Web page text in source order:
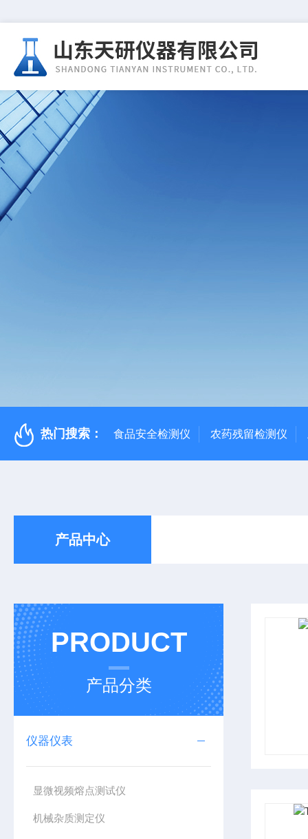
热门搜索： 食品安全检测仪 农药残留检测仪
产品中心
PRODUCT
产品分类
仪器仪表
显微视频熔点测试仪
机械杂质测定仪